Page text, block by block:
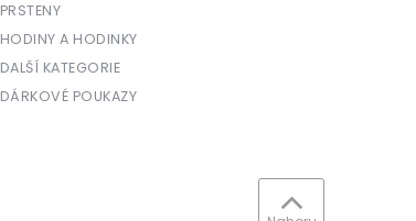
PRSTENY
HODINY A HODINKY
DALŠÍ KATEGORIE
DÁRKOVÉ POUKAZY